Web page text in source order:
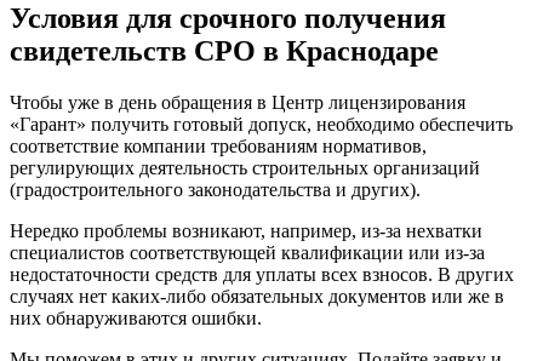
Условия для срочного получения
свидетельств СРО в Краснодаре
Чтобы уже в день обращения в Центр лицензирования
«Гарант» получить готовый допуск, необходимо обеспечить
соответствие компании требованиям нормативов,
регулирующих деятельность строительных организаций
(градостроительного законодательства и других).
Нередко проблемы возникают, например, из-за нехватки
специалистов соответствующей квалификации или из-за
недостаточности средств для уплаты всех взносов. В других
случаях нет каких-либо обязательных документов или же в
них обнаруживаются ошибки.